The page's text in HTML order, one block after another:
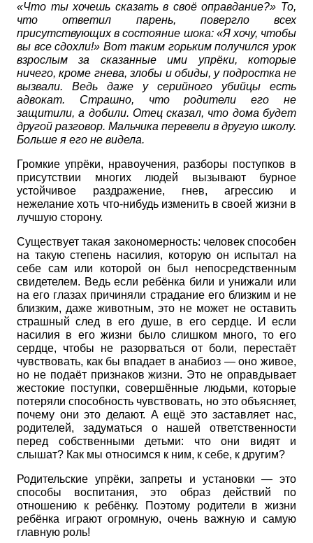
«Что ты хочешь сказать в своё оправдание?» То,
что ответил парень, повергло всех
присутствующих в состояние шока: «Я хочу, чтобы
вы все сдохли!» Вот таким горьким получился урок
взрослым за сказанные ими упрёки, которые
ничего, кроме гнева, злобы и обиды, у подростка не
вызвали. Ведь даже у серийного убийцы есть
адвокат. Страшно, что родители его не
защитили, а добили. Отец сказал, что дома будет
другой разговор. Мальчика перевели в другую школу.
Больше я его не видела.
Громкие упрёки, нравоучения, разборы поступков в
присутствии многих людей вызывают бурное
устойчивое раздражение, гнев, агрессию и
нежелание хоть что-нибудь изменить в своей жизни в
лучшую сторону.
Существует такая закономерность: человек способен
на такую степень насилия, которую он испытал на
себе сам или которой он был непосредственным
свидетелем. Ведь если ребёнка били и унижали или
на его глазах причиняли страдание его близким и не
близким, даже животным, это не может не оставить
страшный след в его душе, в его сердце. И если
насилия в его жизни было слишком много, то его
сердце, чтобы не разорваться от боли, перестаёт
чувствовать, как бы впадает в анабиоз — оно живое,
но не подаёт признаков жизни. Это не оправдывает
жестокие поступки, совершённые людьми, которые
потеряли способность чувствовать, но это объясняет,
почему они это делают. А ещё это заставляет нас,
родителей, задуматься о нашей ответственности
перед собственными детьми: что они видят и
слышат? Как мы относимся к ним, к себе, к другим?
Родительские упрёки, запреты и установки — это
способы воспитания, это образ действий по
отношению к ребёнку. Поэтому родители в жизни
ребёнка играют огромную, очень важную и самую
главную роль!